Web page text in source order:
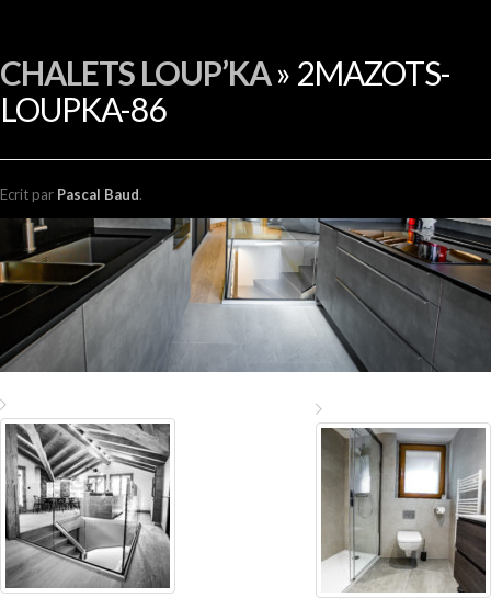
CHALETS LOUP’KA» 2MAZOTS-
LOUPKA-86
Ecrit par Pascal Baud.